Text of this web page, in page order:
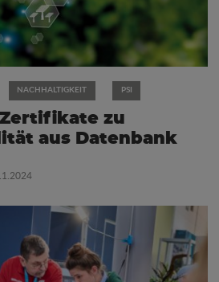
NACHHALTIGKEIT PSI
zu
aus Datenbank